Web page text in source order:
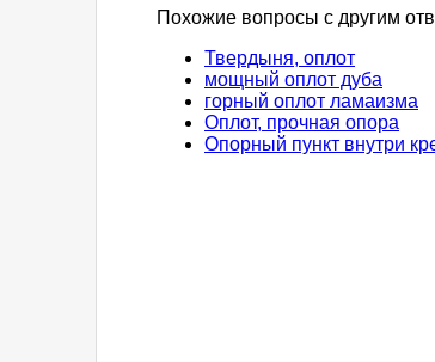
Похожие вопросы с другим
Твердыня, оплот
мощный оплот дуба
горный оплот ламаизма
Оплот, прочная опора
Опорный пункт внутри